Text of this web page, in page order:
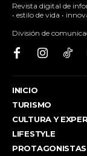
Revista digital de
• estilo de vida •
División de
INICIO
TURISMO
CULTURA Y
LIFESTYLE
PROTAGONISTAS